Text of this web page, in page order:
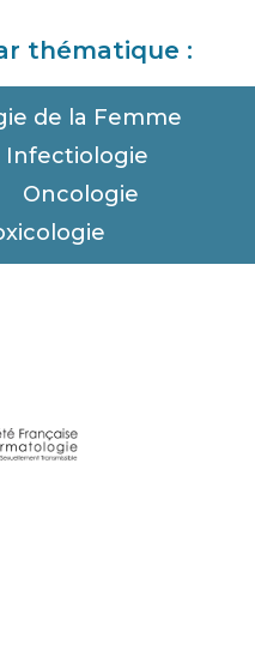
thématique :
de la Femme
Infectiologie
Oncologie